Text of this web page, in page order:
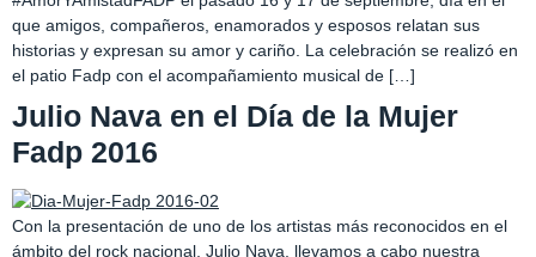
que amigos, compañeros, enamorados y esposos relatan sus
historias y expresan su amor y cariño. La celebración se realizó en
el patio Fadp con el acompañamiento musical de […]
Julio Nava en el Día de la Mujer
Fadp 2016
Con la presentación de uno de los artistas más reconocidos en el
ámbito del rock nacional, Julio Nava, llevamos a cabo nuestra